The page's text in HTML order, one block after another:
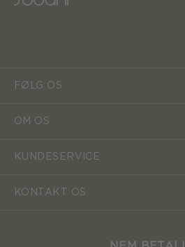
FØLG OS
OM OS
KUNDESERVICE
KONTAKT OS